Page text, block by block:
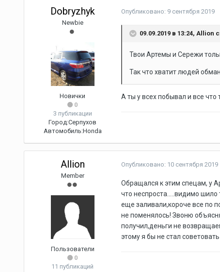
Dobryzhyk
Newbie
Новички
0
3 публикации
Город:Серпухов
Автомобиль:Honda
Опубликовано: 9 сентября 2019
09.09.2019 в 13:24, Allion
Твои Артемы и Сережи
Так что хватит людей
А ты у всех побывал и все что
Allion
Member
Пользователи
0
11 публикаций
Опубликовано: 10 сентября 2019
Обращался к этим спецам, у
что неспроста.....видимо
еще заливали,короче все по
не поменялось! Звоню
получил,деньги не
этому я бы не стал